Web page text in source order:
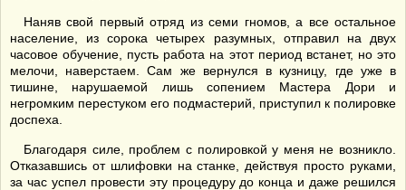
Наняв свой первый отряд из семи гномов, а все остальное
население, из сорока четырех разумных, отправил на двух
часовое обучение, пусть работа на этот период встанет, но это
мелочи, наверстаем. Сам же вернулся в кузницу, где уже в
тишине, нарушаемой лишь сопением Мастера Дори и
негромким перестуком его подмастерий, приступил к полировке
доспеха.
Благодаря силе, проблем с полировкой у меня не возникло.
Отказавшись от шлифовки на станке, действуя просто руками,
за час успел провести эту процедуру до конца и даже решился